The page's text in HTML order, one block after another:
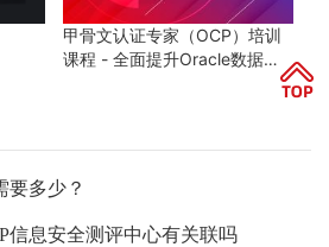
甲骨文认证专家（OCP）培训
课程 - 全面提升Oracle数据库
要多少？
信息安全测评中心有关联吗